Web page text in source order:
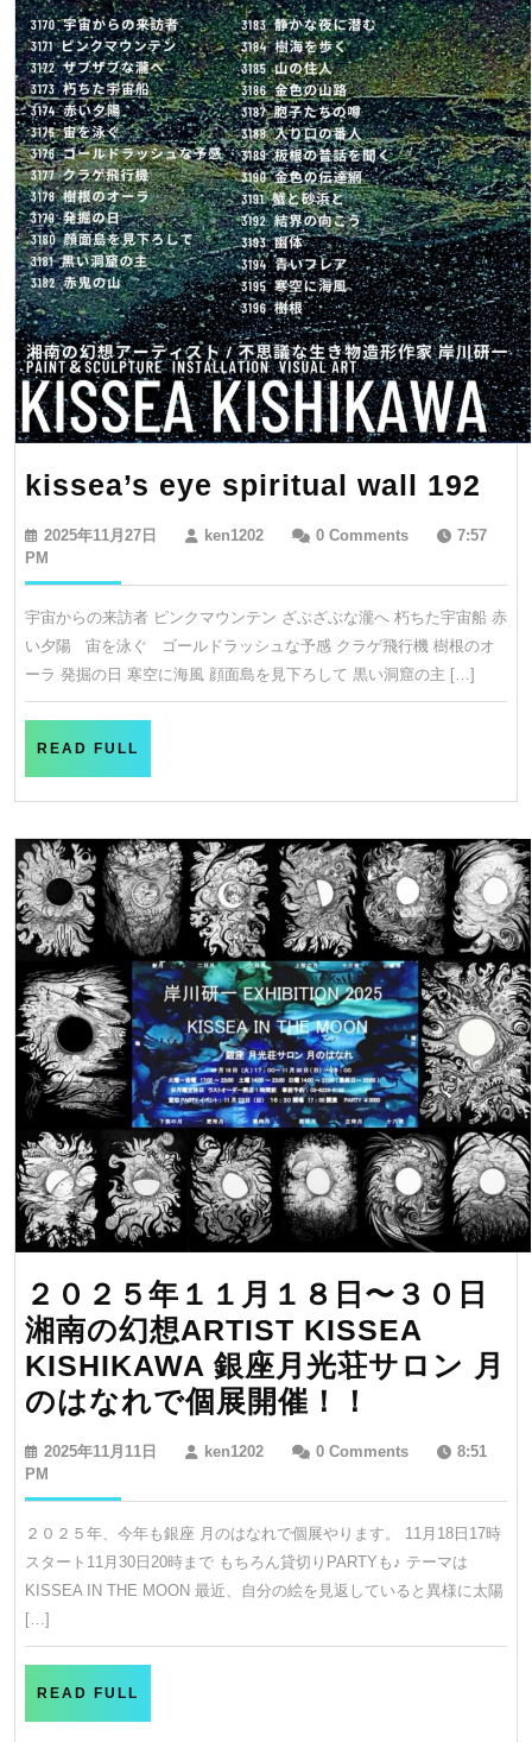
kissea’s eye spiritual wall 192
192
2025年11月27日
2025
27
日
ken1202ken12020 Comments
7:57
PM
宇宙からの来訪者 ピンクマウンテン ざぶざぶな瀧へ 朽ちた宇宙船 赤
い夕陽 宙を泳ぐ ゴールドラッシュな予感 クラゲ飛行機 樹根のオ
ーラ 発掘の日 寒空に海風 顔面島を見下ろして 黒い洞窟の主 […]
READ FULL
２０２５年１１月１８日〜３０日
湘南の幻想ARTIST KISSEA
KISHIKAWA 銀座月光荘サロン 月
のはなれで個展開催！！
５
年
１
月
2025年11月11日
2025
11
日
ken1202ken12020 Comments
8:51
PM
２０２５年、今年も銀座 月のはなれで個展やります。 11月18日17時
スタート11月30日20時まで もちろん貸切りPARTYも♪ テーマは
KISSEA IN THE MOON 最近、自分の絵を見返していると異様に太陽
[…]
READ FULL